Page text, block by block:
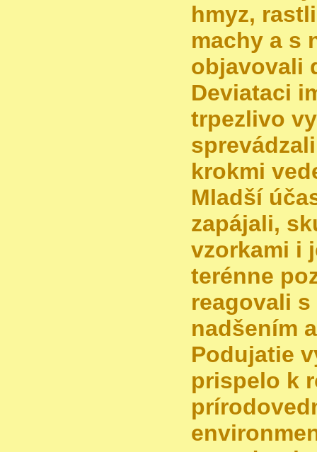
hmyz,
machy a s
objavovali
Deviataci
trpezlivo
krokmi
Mladší
zapájali,
vzorkami i
terénne
reagovali
nadšením
Podujatie
prispelo k